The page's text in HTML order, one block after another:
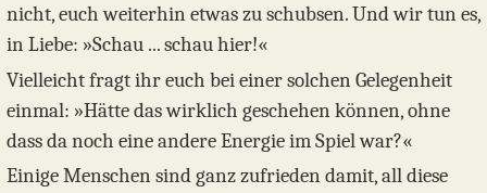
nicht, euch weiterhin etwas zu schubsen. Und wir tun es,
in Liebe: »Schau ... schau hier!«
Vielleicht fragt ihr euch bei einer solchen Gelegenheit
einmal: »Hätte das wirklich geschehen können, ohne
dass da noch eine andere Energie im Spiel war?«
Einige Menschen sind ganz zufrieden damit, all diese